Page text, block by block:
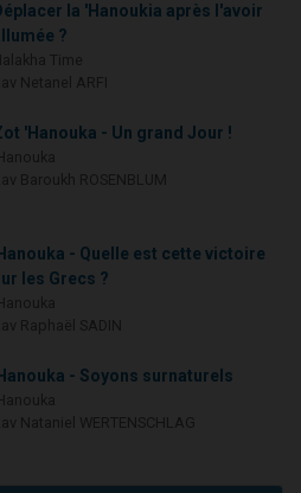
la 'Hanoukia après l'avoir
?
'Hanouka - Un grand Jour !
- Quelle est cette victoire
les Grecs ?
- Soyons surnaturels